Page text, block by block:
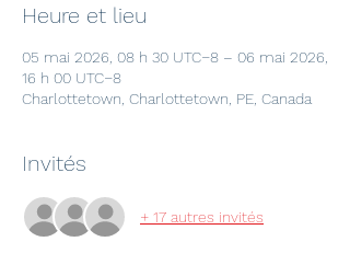
Heure et lieu
05 mai 2026, 08 h 30 UTC−8 – 06 mai 2026,
16 h 00 UTC−8
Charlottetown, Charlottetown, PE, Canada
Invités
+ 17 autres invités